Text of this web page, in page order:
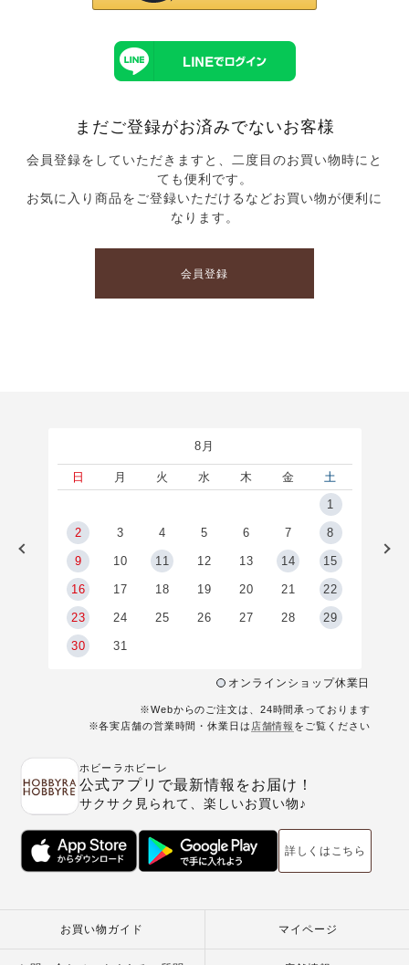
まだご登録がお済みでないお客様
会員登録をしていただきますと、二度目のお買い物時にと
ても便利です。
お気に入り商品をご登録いただけるなどお買い物が便利に
なります。
会員登録
8月
日 月 火 水 木 金
土
1
2 3 4 5 6 7 8
9 10 11 12 13 14 15
16 17 18 19 20 21 22
23 24 25 26 27 28 29
30 31
オンラインショップ休業日
※Webからのご注文は、24時間承っております
※各実店舗の営業時間・休業日は 店舗情報 をご覧ください
ホビーラホビーレ
公式アプリで最新情報をお届け！
サクサク見られて、楽しいお買い物♪
詳しくはこちら
お買い物ガイド マイページ